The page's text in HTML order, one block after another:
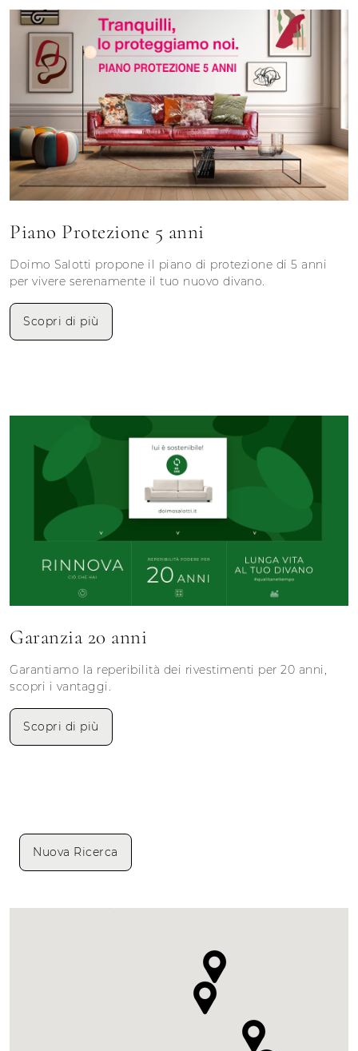
Piano Protezione 5 anni
Doimo Salotti propone il piano di protezione di 5 anni
per vivere serenamente il tuo nuovo divano.
Scopri di più
Garanzia 20 anni
Garantiamo la reperibilità dei rivestimenti per 20 anni,
scopri i vantaggi.
Scopri di più
Nuova Ricerca